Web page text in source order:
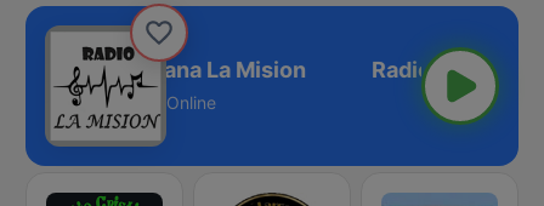
Radio Cristiana La Mision
Online